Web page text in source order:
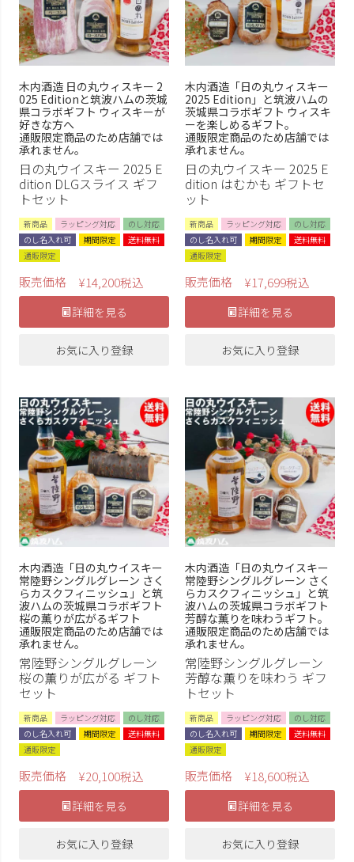
在庫
商品タグ
つくば豚
ローズポーク
ブロック
スライス
ギフト
ボンレスハム
無添加ハム
無添加ベーコン
ベーコン
ソーセージ
ホワイトソーセージ
ホワイトフランク
アイスバイン
燻鶏
むね燻
スモークササミ
スモークチキン
食べるヨーグルト
飲むヨーグルト
チーズ
桐製ギフト箱
上記条件で検索する
木内酒造 日の丸ウィスキー 2
025 Editionと筑波ハムの茨城
県コラボギフト ウィスキーが
好きな方へ
通販限定商品のため店舗では
承れません。
日の丸ウイスキー 2025 E
dition DLGスライス ギフ
トセット
新商品 ラッピング対応
のし対応
のし名入れ可
期間限定
送料無料
通販限定
販売価格 ¥14,200税込
詳細を見る
お気に入り登録
木内酒造「日の丸ウィスキー
2025 Edition」と筑波ハムの
茨城県コラボギフト ウィスキ
ーを楽しめるギフト。
通販限定商品のため店舗では
承れません。
日の丸ウイスキー 2025 E
dition はむかも ギフトセ
ット
新商品 ラッピング対応
のし対応
のし名入れ可
期間限定
送料無料
通販限定
販売価格 ¥17,699税込
詳細を見る
お気に入り登録
木内酒造「日の丸ウイスキー
常陸野シングルグレーン さく
らカスクフィニッシュ」と筑
波ハムの茨城県コラボギフト
桜の薫りが広がるギフト
通販限定商品のため店舗では
承れません。
常陸野シングルグレーン
桜の薫りが広がる ギフト
セット
新商品 ラッピング対応
のし対応
のし名入れ可
期間限定
送料無料
通販限定
販売価格 ¥20,100税込
詳細を見る
お気に入り登録
木内酒造「日の丸ウイスキー
常陸野シングルグレーン さく
らカスクフィニッシュ」と筑
波ハムの茨城県コラボギフト
芳醇な薫りを味わうギフト。
通販限定商品のため店舗では
承れません。
常陸野シングルグレーン
芳醇な薫りを味わう ギフ
トセット
新商品 ラッピング対応
のし対応
のし名入れ可
期間限定
送料無料
通販限定
販売価格 ¥18,600税込
詳細を見る
お気に入り登録